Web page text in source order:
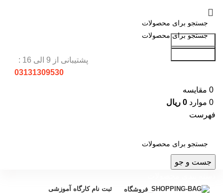
جست و جو
پشتیبانی از 9 الی 16 :
03131309530
0 مقایسه
0 موارد 0 ریال
فهرست
جست و جو
فروشگاه
ثبت نام کارگاه آموزشی